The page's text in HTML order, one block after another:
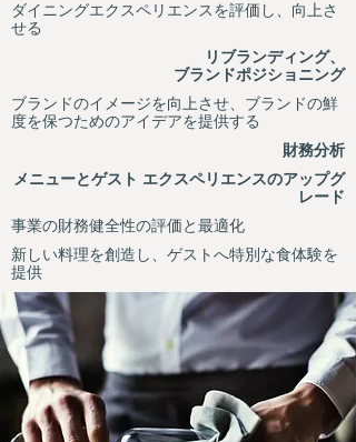
ダイニングエクスペリエンスを評価し、向上さ
せる
リブランディング、
ブランドポジショニング
ブランドのイメージを向上させ、ブランドの鮮
度を保つためのアイデアを提供する
財務分析
事業の財務健全性の評価と最適化
メニューとゲスト エクスペリエンスのアップグ
レード
新しい料理を創造し、ゲストへ特別な食体験を
提供